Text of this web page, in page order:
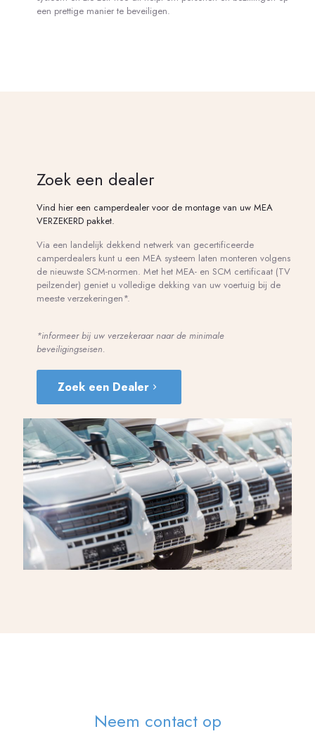
een prettige manier te beveiligen.
Zoek een dealer
Vind hier een camperdealer voor de montage van uw MEA
VERZEKERD pakket.
Via een landelijk dekkend netwerk van gecertificeerde
camperdealers kunt u een MEA systeem laten monteren volgens
de nieuwste SCM-normen. Met het MEA- en SCM certificaat (TV
peilzender) geniet u volledige dekking van uw voertuig bij de
meeste verzekeringen*.
*informeer bij uw verzekeraar naar de minimale
beveiligingseisen.
Zoek een Dealer
Neem contact op